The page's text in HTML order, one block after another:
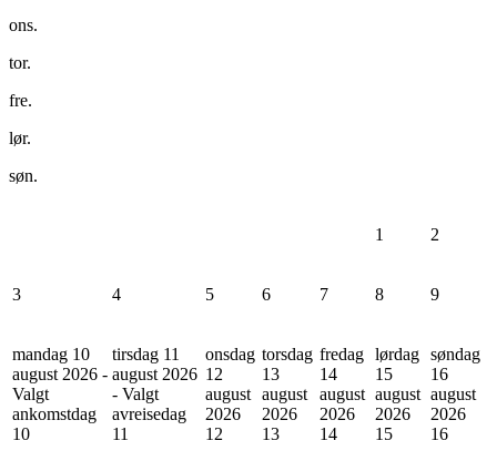
ons.
tor.
fre.
lør.
søn.
1 2
3 4 5 6 7 8 9
mandag 10
august 2026 -
Valgt
ankomstdag
10
tirsdag 11
august 2026
- Valgt
avreisedag
11
onsdag
12
august
2026
12
torsdag
13
august
2026
13
fredag
14
august
2026
14
lørdag
15
august
2026
15
søndag
16
august
2026
16